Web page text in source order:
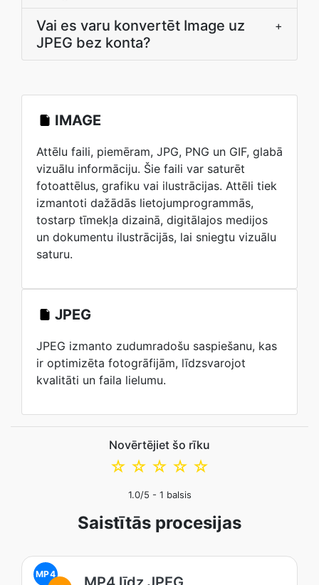
Vai es varu konvertēt Image uz
JPEG bez konta?
+
IMAGE
Attēlu faili, piemēram, JPG, PNG un GIF, glabā
vizuālu informāciju. Šie faili var saturēt
fotoattēlus, grafiku vai ilustrācijas. Attēli tiek
izmantoti dažādās lietojumprogrammās,
tostarp tīmekļa dizainā, digitālajos medijos
un dokumentu ilustrācijās, lai sniegtu vizuālu
saturu.
JPEG
JPEG izmanto zudumradošu saspiešanu, kas
ir optimizēta fotogrāfijām, līdzsvarojot
kvalitāti un faila lielumu.
Novērtējiet šo rīku
☆
☆
☆
☆
☆
1.0/5 - 1 balsis
Saistītās procesijas
MP4